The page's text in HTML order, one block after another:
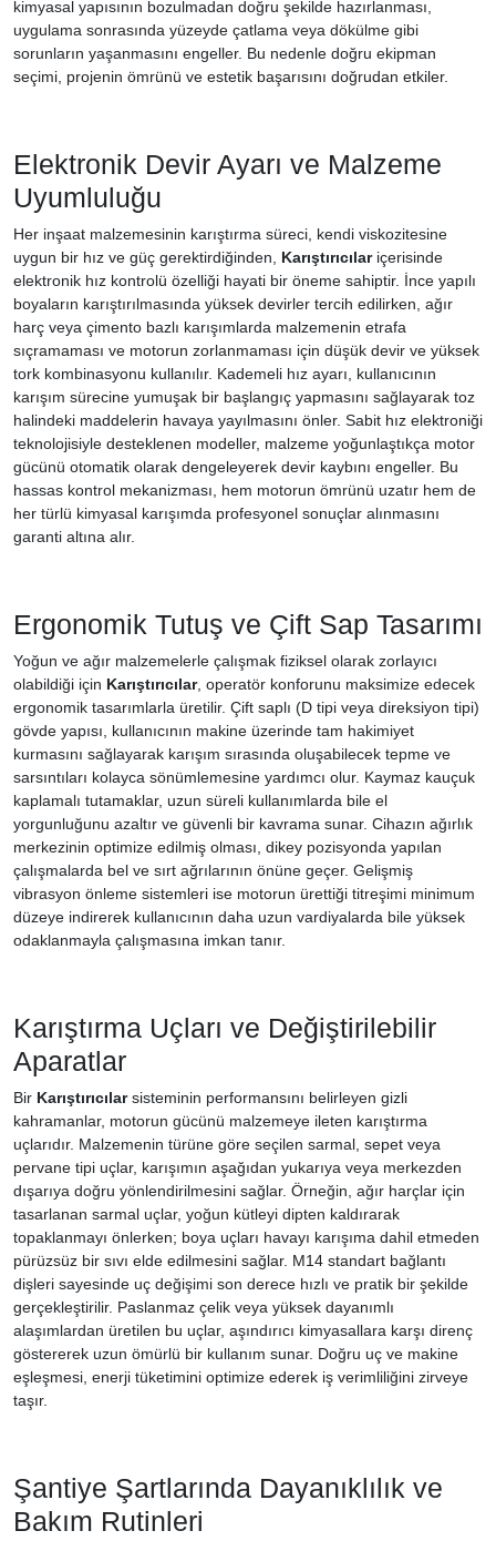
kimyasal yapısının bozulmadan doğru şekilde hazırlanması,
uygulama sonrasında yüzeyde çatlama veya dökülme gibi
sorunların yaşanmasını engeller. Bu nedenle doğru ekipman
seçimi, projenin ömrünü ve estetik başarısını doğrudan etkiler.
Elektronik Devir Ayarı ve Malzeme
Uyumluluğu
Her inşaat malzemesinin karıştırma süreci, kendi viskozitesine
uygun bir hız ve güç gerektirdiğinden, Karıştırıcılariçerisinde
elektronik hız kontrolü özelliği hayati bir öneme sahiptir. İnce yapılı
boyaların karıştırılmasında yüksek devirler tercih edilirken, ağır
harç veya çimento bazlı karışımlarda malzemenin etrafa
sıçramaması ve motorun zorlanmaması için düşük devir ve yüksek
tork kombinasyonu kullanılır. Kademeli hız ayarı, kullanıcının
karışım sürecine yumuşak bir başlangıç yapmasını sağlayarak toz
halindeki maddelerin havaya yayılmasını önler. Sabit hız elektroniği
teknolojisiyle desteklenen modeller, malzeme yoğunlaştıkça motor
gücünü otomatik olarak dengeleyerek devir kaybını engeller. Bu
hassas kontrol mekanizması, hem motorun ömrünü uzatır hem de
her türlü kimyasal karışımda profesyonel sonuçlar alınmasını
garanti altına alır.
Ergonomik Tutuş ve Çift Sap Tasarımı
Yoğun ve ağır malzemelerle çalışmak fiziksel olarak zorlayıcı
olabildiği için Karıştırıcılar, operatör konforunu maksimize edecek
ergonomik tasarımlarla üretilir. Çift saplı (D tipi veya direksiyon tipi)
gövde yapısı, kullanıcının makine üzerinde tam hakimiyet
kurmasını sağlayarak karışım sırasında oluşabilecek tepme ve
sarsıntıları kolayca sönümlemesine yardımcı olur. Kaymaz kauçuk
kaplamalı tutamaklar, uzun süreli kullanımlarda bile el
yorgunluğunu azaltır ve güvenli bir kavrama sunar. Cihazın ağırlık
merkezinin optimize edilmiş olması, dikey pozisyonda yapılan
çalışmalarda bel ve sırt ağrılarının önüne geçer. Gelişmiş
vibrasyon önleme sistemleri ise motorun ürettiği titreşimi minimum
düzeye indirerek kullanıcının daha uzun vardiyalarda bile yüksek
odaklanmayla çalışmasına imkan tanır.
Karıştırma Uçları ve Değiştirilebilir
Aparatlar
Bir Karıştırıcılarsisteminin performansını belirleyen gizli
kahramanlar, motorun gücünü malzemeye ileten karıştırma
uçlarıdır. Malzemenin türüne göre seçilen sarmal, sepet veya
pervane tipi uçlar, karışımın aşağıdan yukarıya veya merkezden
dışarıya doğru yönlendirilmesini sağlar. Örneğin, ağır harçlar için
tasarlanan sarmal uçlar, yoğun kütleyi dipten kaldırarak
topaklanmayı önlerken; boya uçları havayı karışıma dahil etmeden
pürüzsüz bir sıvı elde edilmesini sağlar. M14 standart bağlantı
dişleri sayesinde uç değişimi son derece hızlı ve pratik bir şekilde
gerçekleştirilir. Paslanmaz çelik veya yüksek dayanımlı
alaşımlardan üretilen bu uçlar, aşındırıcı kimyasallara karşı direnç
göstererek uzun ömürlü bir kullanım sunar. Doğru uç ve makine
eşleşmesi, enerji tüketimini optimize ederek iş verimliliğini zirveye
taşır.
Şantiye Şartlarında Dayanıklılık ve
Bakım Rutinleri